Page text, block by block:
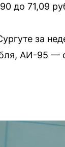
до 71,09
за
АИ-95 —